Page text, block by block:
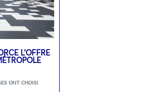
L’OFFRE
ONT CHOISI